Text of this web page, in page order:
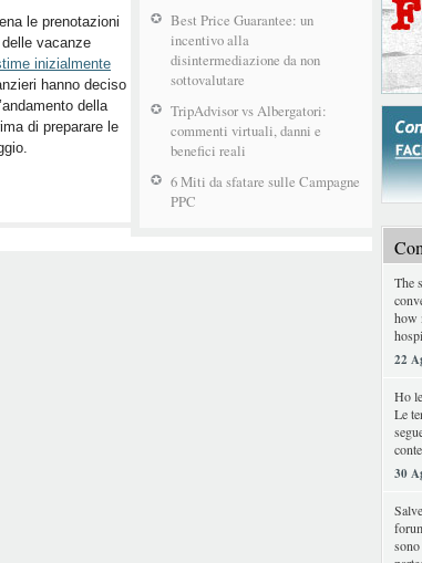
Best Price Guarantee: un
incentivo alla
disintermediazione da non
sottovalutare
TripAdvisor vs Albergatori:
commenti virtuali, danni e
benefici reali
6 Miti da sfatare sulle Campagne
PPC
le prenotazioni
vacanze
inizialmente
hanno deciso
della
di preparare le
The
how
22
Ho
Le
30